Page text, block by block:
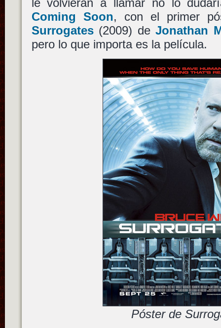
Coming Soon, con el primer
Surrogates(2009) deJonathan
pero lo que importa es la película.
Póster de